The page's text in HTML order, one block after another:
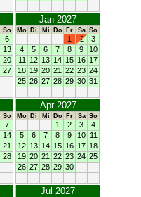
So
6
13
20
27
Jan 2027
Mo Di Mi Do Fr Sa So
1 2
3
4
5 6 7 8 9
10
11
12 13 14 15 16 17
18 19 20 21 22 23 24
25 26 27 28 29 30 31
So
7
14
21
28
Apr 2027
Mo Di Mi Do Fr Sa So
1 2 3
4
5
6 7 8 9 10 11
12 13 14 15 16 17 18
19 20 21 22 23 24 25
26 27 28 29 30
Jul 2027